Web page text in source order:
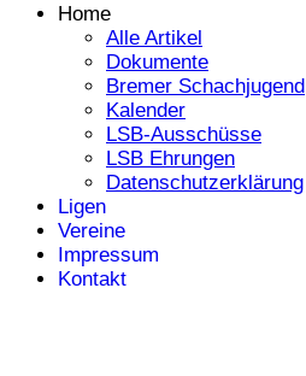
Home
Alle Artikel
Dokumente
Bremer Schachjugend
Kalender
LSB-Ausschüsse
LSB Ehrungen
Datenschutzerklärung
Ligen
Vereine
Impressum
Kontakt